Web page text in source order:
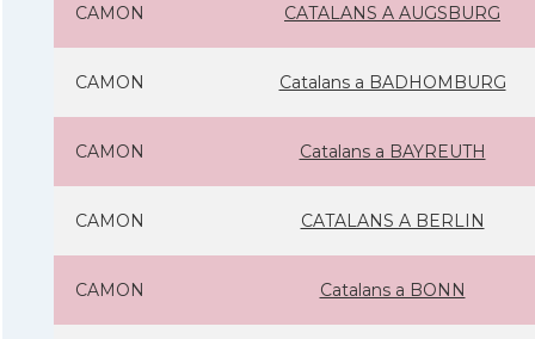
CAMON CATALANS A AUGSBURG
CAMON Catalans a BADHOMBURG
CAMON Catalans a BAYREUTH
CAMON CATALANS A BERLIN
CAMON Catalans a BONN